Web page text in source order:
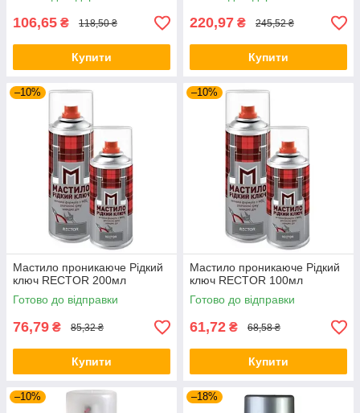
106,65 ₴ 118,50 ₴
Купити
220,97 ₴ 245,52 ₴
Купити
–10%
Мастило проникаюче Рідкий
ключ RECTOR 200мл
Готово до відправки
76,79 ₴ 85,32 ₴
Купити
–10%
Мастило проникаюче Рідкий
ключ RECTOR 100мл
Готово до відправки
61,72 ₴ 68,58 ₴
Купити
–10% –18%